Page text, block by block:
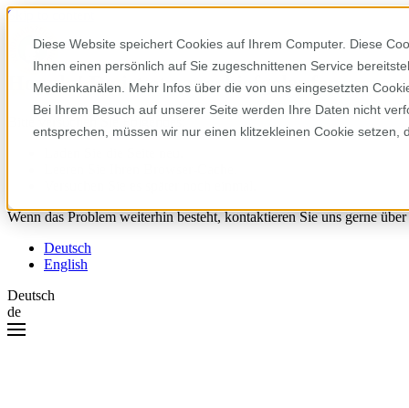
Diese Website speichert Cookies auf Ihrem Computer. Diese
Ihnen einen persönlich auf Sie zugeschnittenen Service
Medienkanälen. Mehr Infos über die von uns eingesetzten
Bei Ihrem Besuch auf unserer Seite werden Ihre Daten nicht
entsprechen, müssen wir nur einen klitzekleinen Cookie setzen,
Skip to content
Hoppla! Da ist etwas schiefgelaufen.
Wenn das Problem weiterhin besteht, kontaktieren Sie uns gerne
Deutsch
English
Deutsch
de